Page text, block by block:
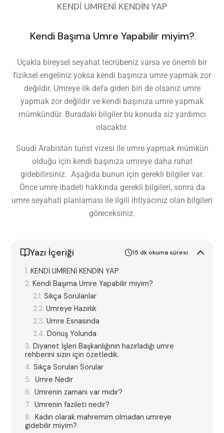
KENDİ UMRENİ KENDİN YAP
Kendi Başıma Umre Yapabilir miyim?
Uçakla bireysel seyahat tecrübeniz varsa ve önemli bir
fiziksel engeliniz yoksa kendi başınıza umre yapmak zor
değildir. Umreye ilk defa giden biri de olsanız umre
yapmak zor değildir ve kendi başınıza umre yapmak
mümkündür. Buradaki bilgiler bu konuda siz yardımcı
olacaktır.
Suudi Arabistan turist vizesi ile umre yapmak mümkün
olduğu için kendi başınıza umreye daha rahat
gidebilirsiniz. Aşağıda bunun için gerekli bilgiler var.
Önce umre ibadeti hakkında gerekli bilgileri, sonra da
umre seyahati planlaması ile ilgili ihtiyacınız olan bilgileri
göreceksiniz.
Yazı İçeriği 15 dk okuma süresi
KENDİ UMRENİ KENDİN YAP
Kendi Başıma Umre Yapabilir miyim?
Sıkça Sorulanlar
Umreye Hazırlık
Umre Esnasında
Dönüş Yolunda
Diyanet İşleri Başkanlığının hazırladığı umre
rehberini sizin için özetledik.
Sıkça Sorulan Sorular
Umre Nedir
Umrenin zamanı var mıdır?
Umrenin fazileti nedir?
Kadın olarak mahremim olmadan umreye
gidebilir miyim?